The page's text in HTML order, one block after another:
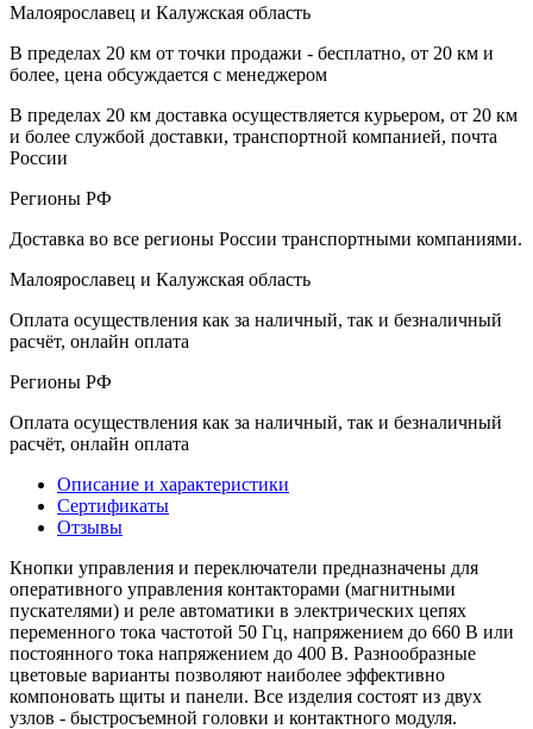
Малоярославец и Калужская область
В пределах 20 км от точки продажи - бесплатно, от 20 км и
более, цена обсуждается с менеджером
В пределах 20 км доставка осуществляется курьером, от 20 км
и более службой доставки, транспортной компанией, почта
России
Регионы РФ
Доставка во все регионы России транспортными компаниями.
Малоярославец и Калужская область
Оплата осуществления как за наличный, так и безналичный
расчёт, онлайн оплата
Регионы РФ
Оплата осуществления как за наличный, так и безналичный
расчёт, онлайн оплата
Описание и характеристики
Сертификаты
Отзывы
Кнопки управления и переключатели предназначены для
оперативного управления контакторами (магнитными
пускателями) и реле автоматики в электрических цепях
переменного тока частотой 50 Гц, напряжением до 660 В или
постоянного тока напряжением до 400 В. Разнообразные
цветовые варианты позволяют наиболее эффективно
компоновать щиты и панели. Все изделия состоят из двух
узлов - быстросъемной головки и контактного модуля.